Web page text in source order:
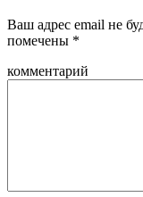
Ваш адрес email не
помечены *
комментарий